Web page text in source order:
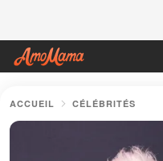
ACCUEIL CÉLÉBRITÉS